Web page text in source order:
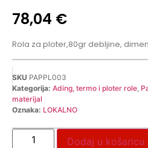
78,04 €
Rola za ploter,80gr debljine,
SKU PAPPL003
Kategorija: Ading, termo i ploter role
materijal
Oznaka: LOKALNO
Dodaj u košaricu